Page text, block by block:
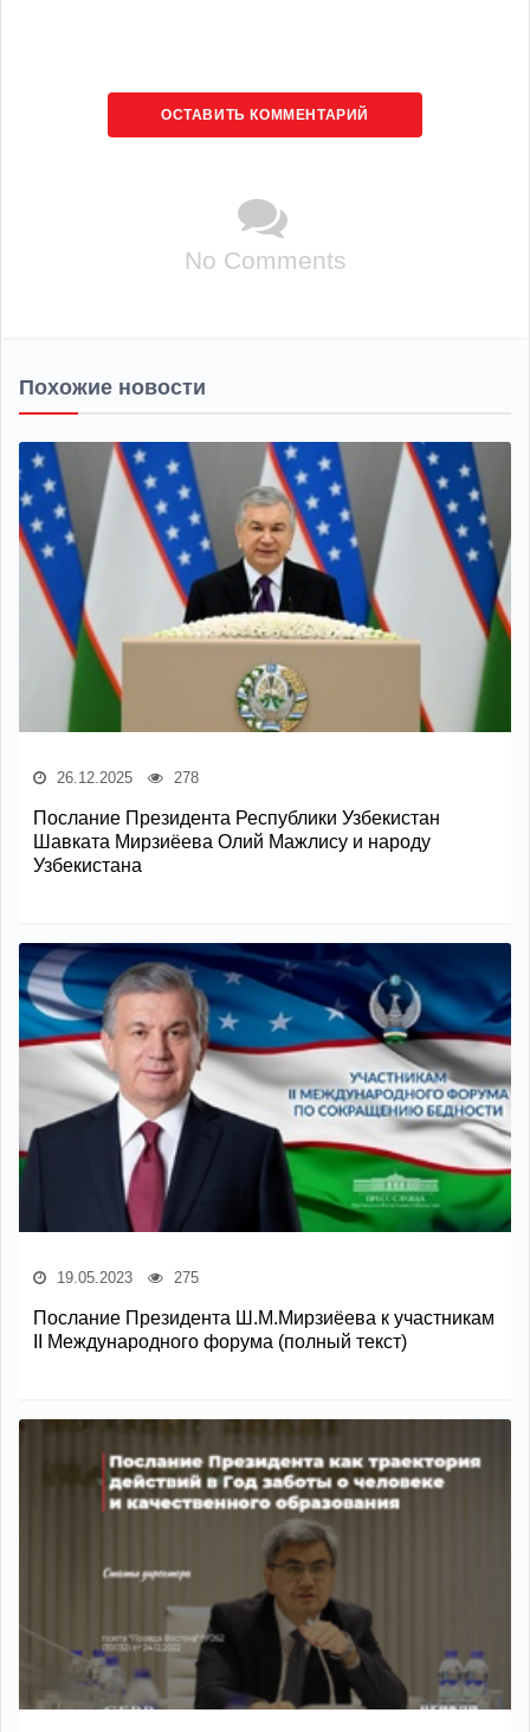
ОСТАВИТЬ КОММЕНТАРИЙ
No Comments
Похожие новости
26.12.2025 278
Послание Президента Республики Узбекистан
Шавката Мирзиёева Олий Мажлису и народу
Узбекистана
19.05.2023 275
Послание Президента Ш.М.Мирзиёева к участникам
II Международного форума (полный текст)